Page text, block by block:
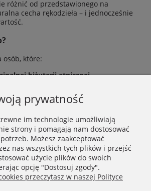
różnić od przedstawionego na
cecha rękodzieła – i jednocześnie
osób, które:
biżuterii etnicznej
z historią i znaczeniem
prywatność
im technologie umożliwiają
strony i pomagają nam dostosować
Możesz zaakceptować
nas wszystkich tych plików i przejść
użycie plików do swoich
opcję "Dostosuj zgody".
przeczytasz w naszej Polityce